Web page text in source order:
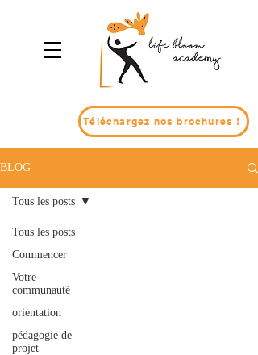
Téléchargez nos brochures !
BLOG
Tous les posts
Commencer
Votre
communauté
orientation
pédagogie de
projet
Tous les posts